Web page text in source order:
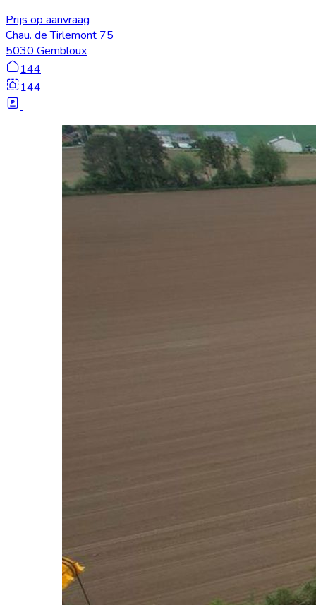
Prijs op aanvraag
Chau. de Tirlemont 75
5030 Gembloux
144
144